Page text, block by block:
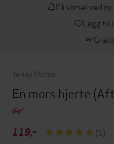
Få varsel ved
Legg til
Jenny Micko
En mors hjerte
119,-
(1)